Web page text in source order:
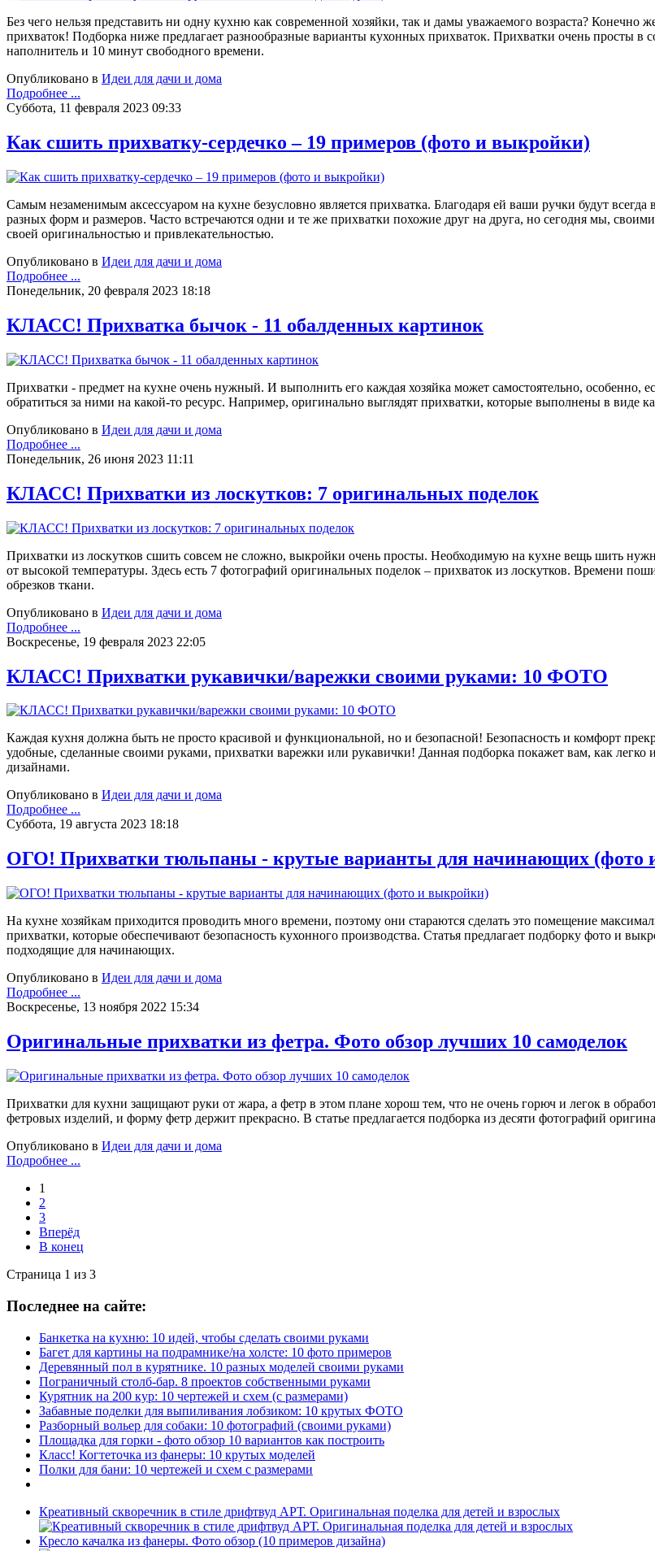
Без чего нельзя представить ни одну кухню как современной хозяйки, так и дамы уважаемого возраста? Конечно
прихваток! Подборка ниже предлагает разнообразные варианты кухонных прихваток. Прихватки очень просты
наполнитель и 10 минут свободного времени.
Опубликовано в Идеи для дачи и дома
Подробнее ...
Суббота, 11 февраля 2023 09:33
Как сшить прихватку-сердечко – 19 примеров (фото и выкройки)
Самым незаменимым аксессуаром на кухне безусловно является прихватка. Благодаря ей ваши ручки будут
разных форм и размеров. Часто встречаются одни и те же прихватки похожие друг на друга, но сегодня мы,
своей оригинальностью и привлекательностью.
Опубликовано в Идеи для дачи и дома
Подробнее ...
Понедельник, 20 февраля 2023 18:18
КЛАСС! Прихватка бычок - 11 обалденных картинок
Прихватки - предмет на кухне очень нужный. И выполнить его каждая хозяйка может самостоятельно, особенно,
обратиться за ними на какой-то ресурс. Например, оригинально выглядят прихватки, которые выполнены в виде
Опубликовано в Идеи для дачи и дома
Подробнее ...
Понедельник, 26 июня 2023 11:11
КЛАСС! Прихватки из лоскутков: 7 оригинальных поделок
Прихватки из лоскутков сшить совсем не сложно, выкройки очень просты. Необходимую на кухне вещь шить
от высокой температуры. Здесь есть 7 фотографий оригинальных поделок – прихваток из лоскутков. Времени
обрезков ткани.
Опубликовано в Идеи для дачи и дома
Подробнее ...
Воскресенье, 19 февраля 2023 22:05
КЛАСС! Прихватки рукавички/варежки своими руками: 10 ФОТО
Каждая кухня должна быть не просто красивой и функциональной, но и безопасной! Безопасность и комфорт
удобные, сделанные своими руками, прихватки варежки или рукавички! Данная подборка покажет вам, как
дизайнами.
Опубликовано в Идеи для дачи и дома
Подробнее ...
Суббота, 19 августа 2023 18:18
ОГО! Прихватки тюльпаны - крутые варианты для начинающих (фото
На кухне хозяйкам приходится проводить много времени, поэтому они стараются сделать это помещение
прихватки, которые обеспечивают безопасность кухонного производства. Статья предлагает подборку фото и
подходящие для начинающих.
Опубликовано в Идеи для дачи и дома
Подробнее ...
Воскресенье, 13 ноября 2022 15:34
Оригинальные прихватки из фетра. Фото обзор лучших 10 самоделок
Прихватки для кухни защищают руки от жара, а фетр в этом плане хорош тем, что не очень горюч и легок в
фетровых изделий, и форму фетр держит прекрасно. В статье предлагается подборка из десяти фотографий
Опубликовано в Идеи для дачи и дома
Подробнее ...
1
2
3
Вперёд
В конец
Страница 1 из 3
Последнее на сайте:
Банкетка на кухню: 10 идей, чтобы сделать своими руками
Багет для картины на подрамнике/на холсте: 10 фото примеров
Деревянный пол в курятнике. 10 разных моделей своими руками
Пограничный столб-бар. 8 проектов собственными руками
Курятник на 200 кур: 10 чертежей и схем (с размерами)
Забавные поделки для выпиливания лобзиком: 10 крутых ФОТО
Разборный вольер для собаки: 10 фотографий (своими руками)
Площадка для горки - фото обзор 10 вариантов как построить
Класс! Когтеточка из фанеры: 10 крутых моделей
Полки для бани: 10 чертежей и схем с размерами
Креативный скворечник в стиле дрифтвуд АРТ. Оригинальная поделка для детей и взрослых
Кресло качалка из фанеры. Фото обзор (10 примеров дизайна)